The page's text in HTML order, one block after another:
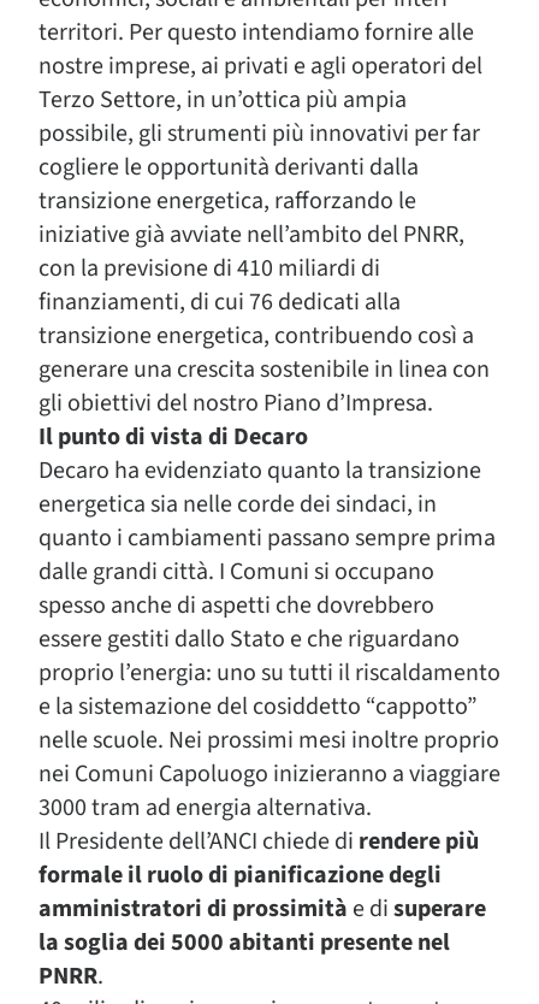
territori. Per questo intendiamo fornire alle
nostre imprese, ai privati e agli operatori del
Terzo Settore, in un’ottica più ampia
possibile, gli strumenti più innovativi per far
cogliere le opportunità derivanti dalla
transizione energetica, rafforzando le
iniziative già avviate nell’ambito del PNRR,
con la previsione di 410 miliardi di
finanziamenti, di cui 76 dedicati alla
transizione energetica, contribuendo così a
generare una crescita sostenibile in linea con
gli obiettivi del nostro Piano d’Impresa.
Il punto di vista di Decaro
Decaro ha evidenziato quanto la transizione
energetica sia nelle corde dei sindaci, in
quanto i cambiamenti passano sempre prima
dalle grandi città. I Comuni si occupano
spesso anche di aspetti che dovrebbero
essere gestiti dallo Stato e che riguardano
proprio l’energia: uno su tutti il riscaldamento
e la sistemazione del cosiddetto “cappotto”
nelle scuole. Nei prossimi mesi inoltre proprio
nei Comuni Capoluogo inizieranno a viaggiare
3000 tram ad energia alternativa.
Il Presidente dell’ANCI chiede di rendere più
formale il ruolo di pianificazione degli
amministratori di prossimità e disuperare
la soglia dei 5000 abitanti presente nel
PNRR.